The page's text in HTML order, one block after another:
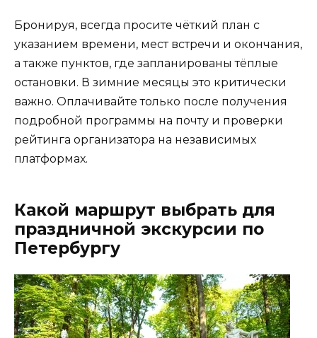
Бронируя, всегда просите чёткий план с
указанием времени, мест встречи и окончания,
а также пунктов, где запланированы тёплые
остановки. В зимние месяцы это критически
важно. Оплачивайте только после получения
подробной программы на почту и проверки
рейтинга организатора на независимых
платформах.
Какой маршрут выбрать для
праздничной экскурсии по
Петербургу